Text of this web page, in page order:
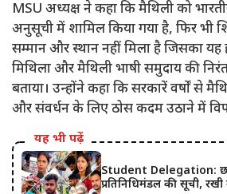
MSU अध्यक्ष ने कहा कि मैथिली को
अनुसूची में शामिल किया गया है, फिर भी
सम्मान और स्थान नहीं मिला है जिसका यह
मिथिला और मैथिली भाषी समुदाय की
बताया। उन्होंने कहा कि सरकारें वर्षों से
और संवर्धन के लिए ठोस कदम उठाने में
यह भी पढ़ें
Student Delegation:
प्रतिनिधिमंडल की सूची, रखी